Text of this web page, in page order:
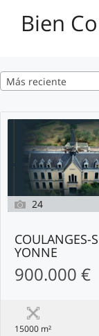
Bien
Más reciente
24
COULANGES-
YONNE
900.000 €
15000 m²